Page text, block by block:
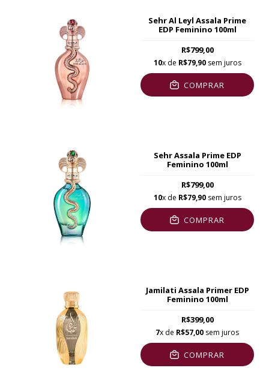
Sehr Al Leyl Assala Prime
EDP Feminino 100ml
R$799,00
10x de R$79,90sem juros
COMPRAR
Sehr Assala Prime EDP
Feminino 100ml
R$799,00
10x de R$79,90sem juros
COMPRAR
Jamilati Assala Primer EDP
Feminino 100ml
R$399,00
7x de R$57,00 sem juros
COMPRAR